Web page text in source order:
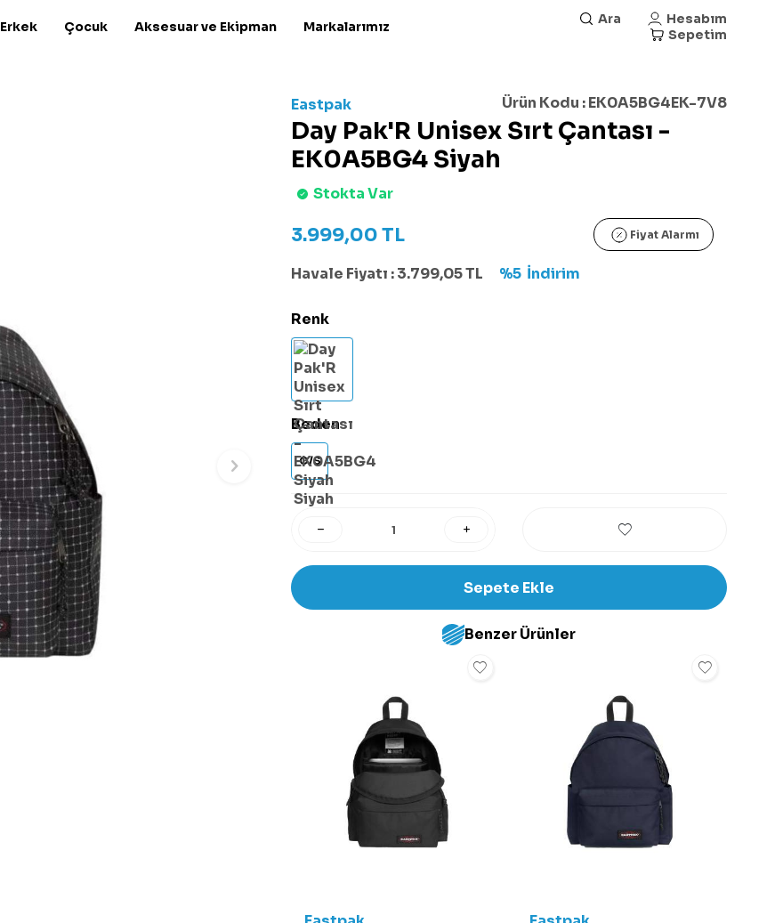
Erkek Çocuk Aksesuar ve Ekipman Markalarımız Ara
Hesabım
Sepetim
Eastpak Ürün Kodu :EK0A5BG4EK-7V8
Day Pak'R Unisex Sırt Çantası -
EK0A5BG4 Siyah
Stokta Var
3.999,00TL Fiyat Alarmı
Havale Fiyatı :3.799,05TL %5 İndirim
Renk
Beden
O/S
Sepete Ekle
Benzer Ürünler